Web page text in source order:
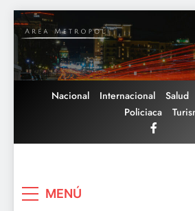
Saltar
al
contenido
Nacional Internacional Salud
Policiaca
MENÚ